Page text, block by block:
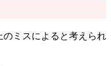
ミスによると考えられ